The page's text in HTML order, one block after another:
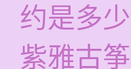
约是多少
紫雅古